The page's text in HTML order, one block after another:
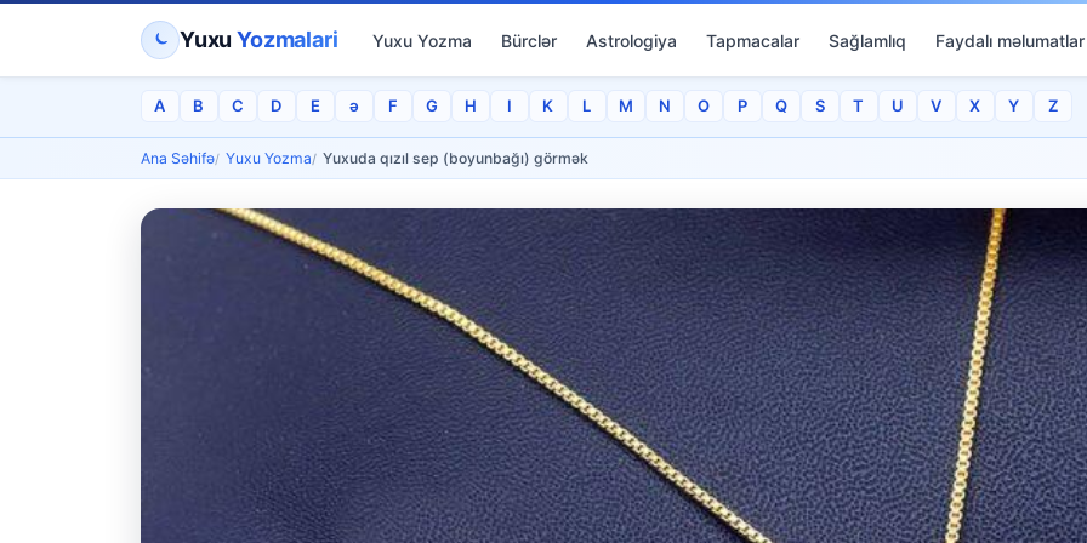
YuxuYozmalari Yuxu Yozma Bürclər Astrologiya Tapmacalar Sağlamlıq Faydalı məlumatlar
A B C D E ə F G H I K L M N O P Q S T U V X Y Z
Ana Səhifə Yuxu Yozma Yuxuda qızıl sep (boyunbağı) görmək